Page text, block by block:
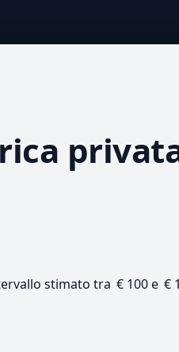
stimato tra € 100 e €